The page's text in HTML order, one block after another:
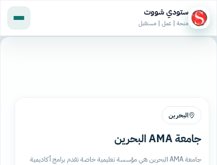
ستودي شووت
منحة | عمل | مستقبل
البحرين
جامعة AMA البحرين
جامعة AMA البحرين هي مؤسسة تعليمية خاصة تقدم برامج أكاديمية